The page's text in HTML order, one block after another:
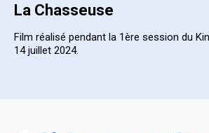
La Chasseuse
Film réalisé pendant la 1ère session du
14 juillet 2024.